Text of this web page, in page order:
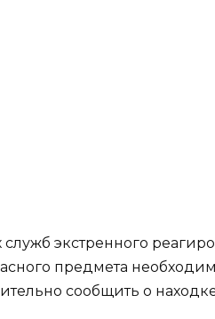
экстренного
предмета
сообщить о